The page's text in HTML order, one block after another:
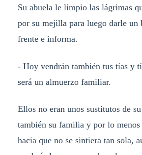
Su abuela le limpio las lágrimas
por su mejilla para luego darle un
frente e informa.
- Hoy vendrán también tus tías y
será un almuerzo familiar.
Ellos no eran unos sustitutos de
también su familia y por lo menos
hacia que no se sintiera tan sola,